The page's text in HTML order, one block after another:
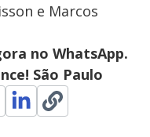
e Marcos
no WhatsApp.
São Paulo